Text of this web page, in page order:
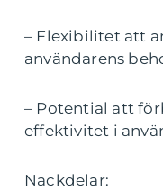
– Flexibilitet att
användarens
– Potential att
effektivitet i
Nackdelar: